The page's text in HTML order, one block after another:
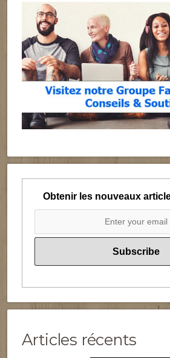
Obtenir les nouveaux
Articles récents